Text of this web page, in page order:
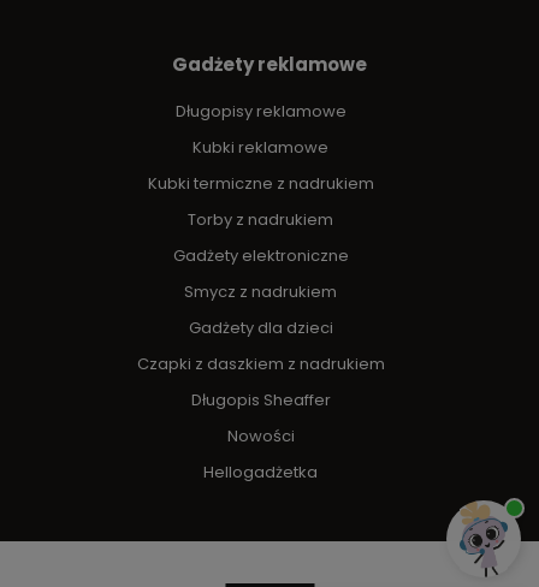
Gadżety reklamowe
Długopisy reklamowe
Kubki reklamowe
Kubki termiczne z nadrukiem
Torby z nadrukiem
Gadżety elektroniczne
Smycz z nadrukiem
Gadżety dla dzieci
Czapki z daszkiem z nadrukiem
Długopis Sheaffer
Nowości
Hellogadżetka